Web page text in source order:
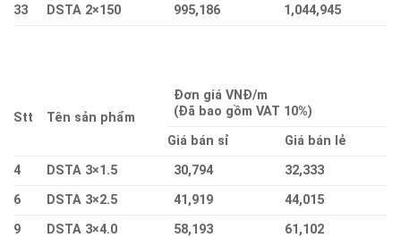
33
DSTA 2×150 995,186 1,044,945
Stt Tên sản phẩm
Đơn giá VNĐ/m
(Đã bao gồm VAT 10%)
Giá bán sỉ
Giá bán lẻ
4
DSTA 3×1.5 30,794
32,333
6
DSTA 3×2.5 41,919
44,015
9
DSTA 3×4.0 58,193
61,102